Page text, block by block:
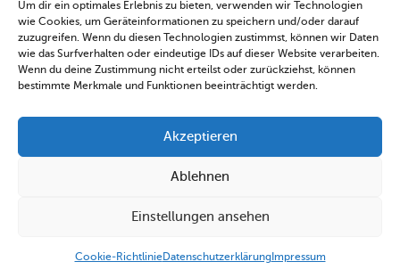
Um dir ein optimales Erlebnis zu bieten, verwenden wir Technologien
wie Cookies, um Geräteinformationen zu speichern und/oder darauf
zuzugreifen. Wenn du diesen Technologien zustimmst, können wir Daten
wie das Surfverhalten oder eindeutige IDs auf dieser Website verarbeiten.
Wenn du deine Zustimmung nicht erteilst oder zurückziehst, können
bestimmte Merkmale und Funktionen beeinträchtigt werden.
Akzeptieren
Ablehnen
Einstellungen ansehen
Cookie-RichtlinieDatenschutzerklärungImpressum
Kontakt
Termine
Impressum
Datenschutzerklärung
Sekretariat
Kontakt
TermineImpressum Datenschutzerklärung
All Rights Reserved